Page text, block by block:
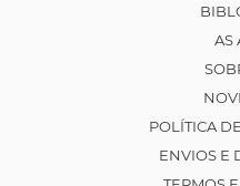
AS
POLÍTICA
ENVIOS E